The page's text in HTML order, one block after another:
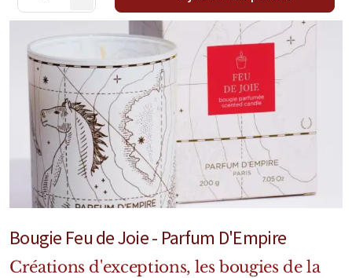
Bougie Feu de Joie - Parfum D'Empire
Créations d'exceptions, les bougies de la
Pour Lui
Pour Elle
Mixte
Bougies
Diffuseurs